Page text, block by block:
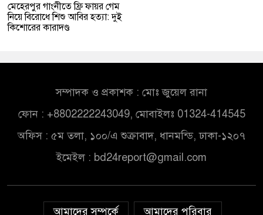
মেহেরপুর গাংনীতে ফ্রি ফায়র গেম
নিয়ে বিরোধে শিশু আবির হত্যা: দুই
কিশোরের কারাদণ্ড
সম্পাদক ও প্রকাশক : মোঃ জুয়েল রানা
ফোন : +8802222243049, মোবাইলঃ 01324-414545
অফিস : ৫ম তলা, ১০০/এ শুক্রাবাদ, ধানমন্ডি, ঢাকা-১২০৭
ইমেইল : bd24report@gmail.com
আমাদের সম্পর্কে আমাদের পরিবার